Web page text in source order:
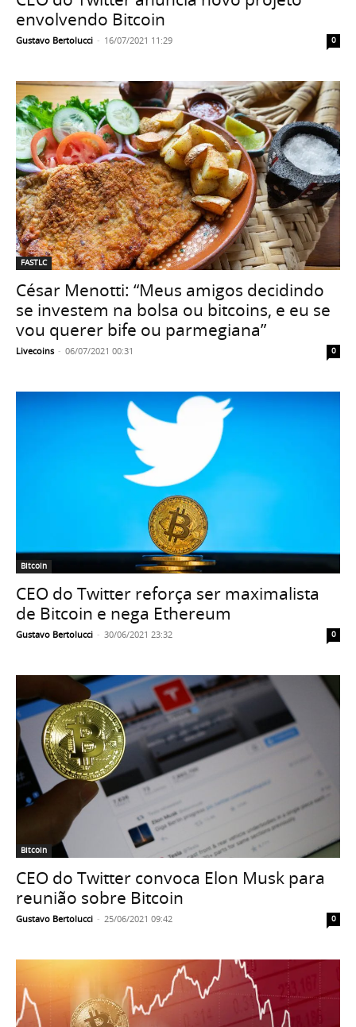
envolvendo Bitcoin
Gustavo Bertolucci - 16/07/2021 11:29 0
FASTLC
César Menotti: “Meus amigos decidindo
se investem na bolsa ou bitcoins, e eu se
vou querer bife ou parmegiana”
Livecoins - 06/07/2021 00:31 0
Bitcoin
CEO do Twitter reforça ser maximalista
de Bitcoin e nega Ethereum
Gustavo Bertolucci - 30/06/2021 23:32 0
Bitcoin
CEO do Twitter convoca Elon Musk para
reunião sobre Bitcoin
Gustavo Bertolucci - 25/06/2021 09:42 0